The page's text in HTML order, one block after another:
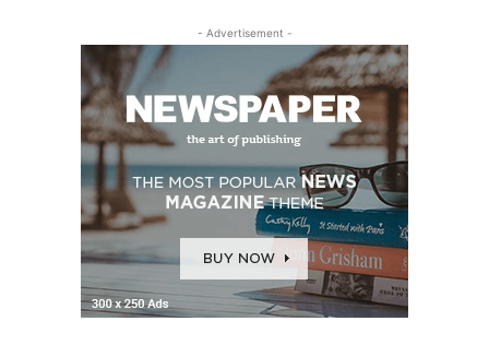
- Advertisement -